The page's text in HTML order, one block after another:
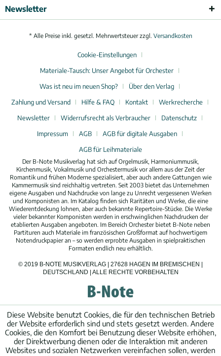
Newsletter
* Alle Preise inkl. gesetzl. Mehrwertsteuer zzgl. Versandkosten
Cookie-Einstellungen
Materiale-Tausch: Unser Angebot für Orchester
Was ist neu im neuen Shop?
Über den Verlag
Zahlung und Versand
Hilfe & FAQ Kontakt
Werkrecherche
Newsletter
Widerrufsrecht als Verbraucher
Datenschutz
Impressum
AGB
AGB für digitale Ausgaben
AGB für Leihmateriale
Der B-Note Musikverlag hat sich auf Orgelmusik, Harmoniummusik,
Kirchenmusik, Vokalmusik und Orchestermusik vor allem aus der Zeit der
Romantik und frühen Moderne spezialisiert, aber auch andere Gattungen wie
Kammermusik sind reichhaltig vertreten. Seit 2003 bietet das Unternehmen
eigene Ausgaben und Nachdrucke von lange zu Unrecht vergessenen Werken
und Komponisten an. Im Katalog finden sich Raritäten und Werke, die eine
Wiederentdeckung lohnen, aber auch bekannte Repertoire-Stücke. Die Werke
vieler bekannter Komponisten werden in erschwinglichen Nachdrucken der
etablierten Ausgaben angeboten. Im Bereich Orchester bietet B-Note neben
Partituren auch Materiale im französischen Großformat auf hochwertigem
Notendruckpapier an – so werden erprobte Ausgaben in spielpraktischen
Formaten endlich neu erhältlich.
© 2019 B-NOTE MUSIKVERLAG | 27628 HAGEN IM BREMISCHEN |
DEUTSCHLAND | ALLE RECHTE VORBEHALTEN
Diese Website benutzt Cookies, die für den technischen Betrieb
der Website erforderlich sind und stets gesetzt werden. Andere
Cookies, die den Komfort bei Benutzung dieser Website erhöhen,
der Direktwerbung dienen oder die Interaktion mit anderen
Websites und sozialen Netzwerken vereinfachen sollen, werden